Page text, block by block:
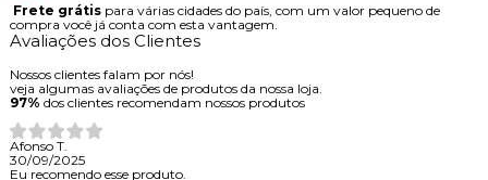
Frete grátispara várias cidades do país, com um valor pequeno de
compra você já conta com esta vantagem.
Avaliações dos Clientes
Nossos clientes falam por nós!
veja algumas avaliações de produtos da nossa loja.
97% dos clientes recomendam nossos produtos
Afonso T.
30/09/2025
Eu recomendo esse produto.